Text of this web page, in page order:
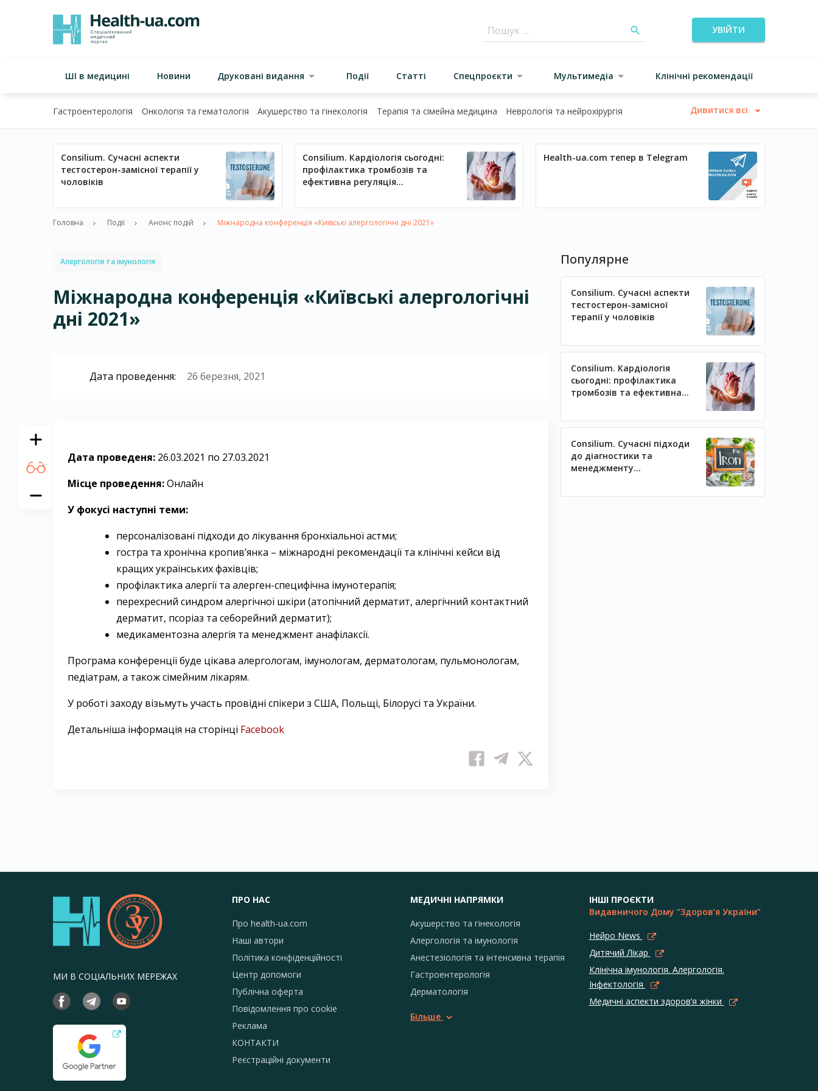
УВІЙТИ
ШІ в медицині Новини Друковані видання Події Статті Спецпроєкти Мультимедіа Клінічні рекомендації
Гастроентерологія Онкологія та гематологія Акушерство та гінекологія Терапія та сімейна медицина Неврологія та нейрохірургія Дивитися всі
Consilium. Сучасні аспекти
тестостерон-замісної терапії у
чоловіків
Consilium. Кардіологія сьогодні:
профілактика тромбозів та
ефективна регуляція
Health-ua.com тепер в Telegram
Головна Події Анонс подій Міжнародна конференція «Київські алергологічні дні 2021»
Алергологія та імунологія
Міжнародна конференція «Київські алергологічні
дні 2021»
Дата проведення: 26 березня, 2021
Дата проведеня: 26.03.2021 по 27.03.2021
Місце проведення:Онлайн
У фокусі наступні теми:
персоналізовані підходи до лікування бронхіальної астми;
гостра та хронічна кропив’янка – міжнародні рекомендації та клінічні кейси від
кращих українських фахівців;
профілактика алергії та алерген-специфічна імунотерапія;
перехресний синдром алергічної шкіри (атопічний дерматит, алергічний контактний
дерматит, псоріаз та себорейний дерматит);
медикаментозна алергія та менеджмент анафілаксії.
Програма конференції буде цікава алергологам, імунологам, дерматологам, пульмонологам,
педіатрам, а також сімейним лікарям.
У роботі заходу візьмуть участь провідні спікери з США, Польщі, Білорусі та України.
Детальніша інформація на сторінці Facebook
Популярне
Consilium. Сучасні аспекти
тестостерон-замісної
терапії у чоловіків
Consilium. Кардіологія
сьогодні: профілактика
тромбозів та ефективна
Consilium. Сучасні підходи
до діагностики та
менеджменту
МИ В СОЦІАЛЬНИХ МЕРЕЖАХ
ПРО НАС
Про health-ua.com
Наші автори
Політика конфіденційності
Центр допомоги
Публічна оферта
Повідомлення про сookie
Реклама
КОНТАКТИ
Реєстраційні документи
МЕДИЧНІ НАПРЯМКИ
Акушерство та гінекологія
Алергологія та імунологія
Анестезіологія та інтенсивна терапія
Гастроентерологія
Дерматологія
Більше
ІНШІ ПРОЄКТИ
Видавничого Дому “Здоров’я України”
Нейро News
Дитячий Лікар
Клінічна імунологія. Алергологія.
Інфектологія
Медичні аспекти здоров’я жінки